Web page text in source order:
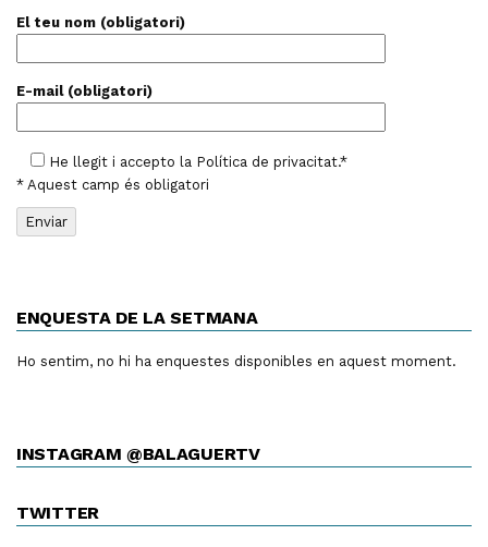
El teu nom (obligatori)
E-mail (obligatori)
He llegit i accepto la Política de privacitat.*
* Aquest camp és obligatori
ENQUESTA DE LA SETMANA
Ho sentim, no hi ha enquestes disponibles en aquest moment.
INSTAGRAM @BALAGUERTV
TWITTER